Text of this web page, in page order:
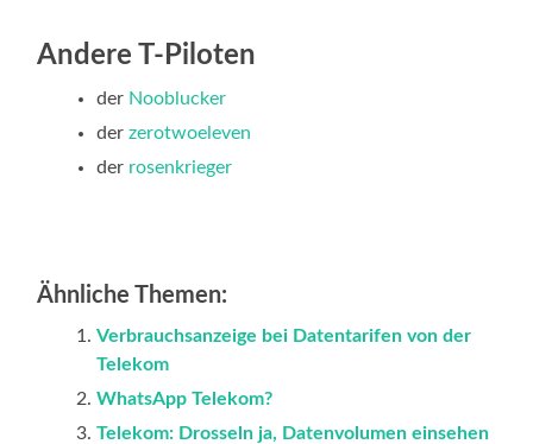
Andere T-Piloten
der Nooblucker
derzerotwoeleven
der rosenkrieger
Ähnliche Themen:
Verbrauchsanzeige bei Datentarifen von der
Telekom
WhatsApp Telekom?
Telekom: Drosseln ja, Datenvolumen einsehen